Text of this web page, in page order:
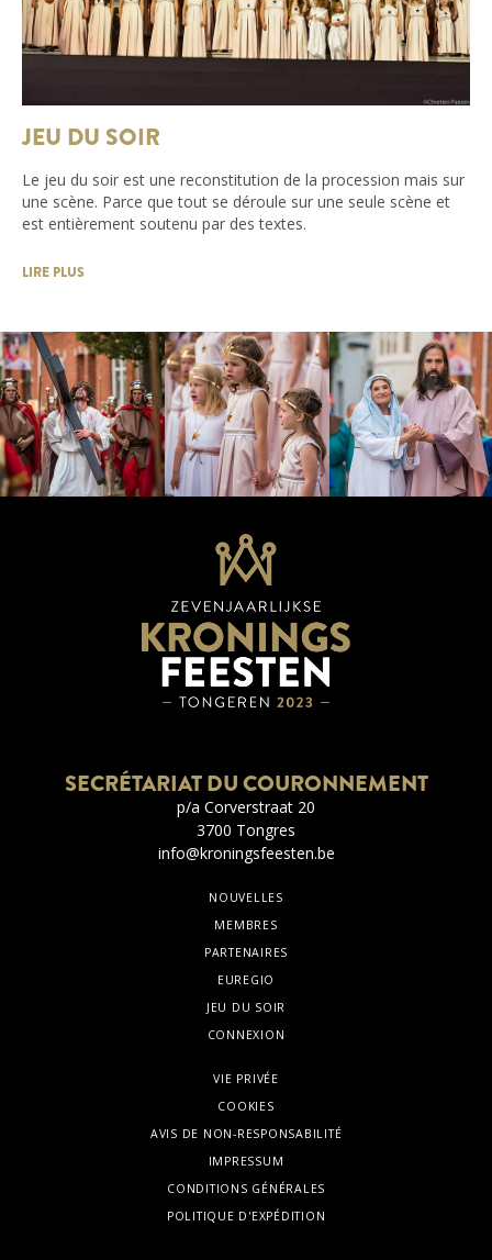
JEU DU SOIR
Le jeu du soir est une reconstitution de la procession mais sur
une scène. Parce que tout se déroule sur une seule scène et
est entièrement soutenu par des textes.
LIRE PLUS
SECRÉTARIAT DU COURONNEMENT
p/a Corverstraat 20
3700 Tongres
info@kroningsfeesten.be
NOUVELLES
MEMBRES
PARTENAIRES
EUREGIO
JEU DU SOIR
CONNEXION
VIE PRIVÉE
COOKIES
AVIS DE NON-RESPONSABILITÉ
IMPRESSUM
CONDITIONS GÉNÉRALES
POLITIQUE D'EXPÉDITION